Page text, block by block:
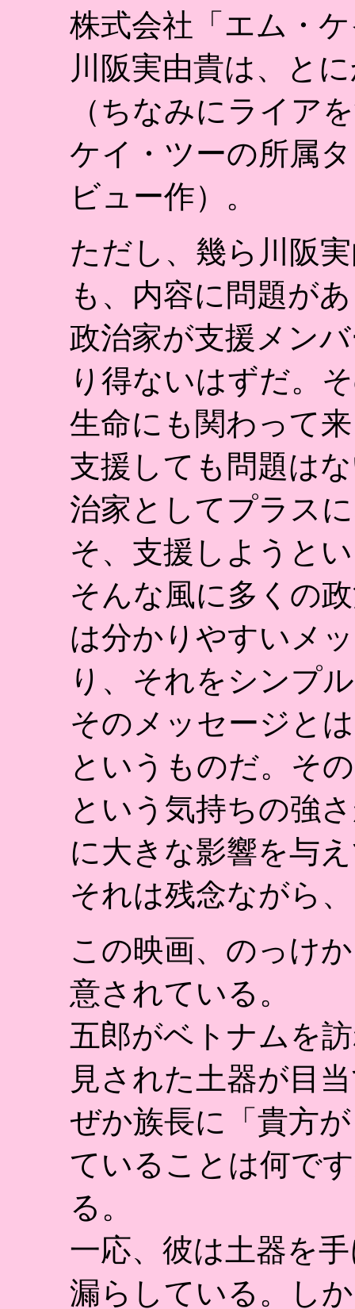
株式会社「エム・
川阪実由貴は、と
（ちなみにライア
ケイ・ツーの所属
ビュー作）。
ただし、幾ら川阪
も、内容に問題が
政治家が支援メン
り得ないはずだ。
生命にも関わって
支援しても問題は
治家としてプラス
そ、支援しようと
そんな風に多くの
は分かりやすいメ
り、それをシンプ
そのメッセージと
というものだ。そ
という気持ちの強
に大きな影響を与
それは残念ながら
この映画、のっけ
意されている。
五郎がベトナムを
見された土器が目
ぜか族長に「貴方
ていることは何で
る。
一応、彼は土器を
漏らしている。し